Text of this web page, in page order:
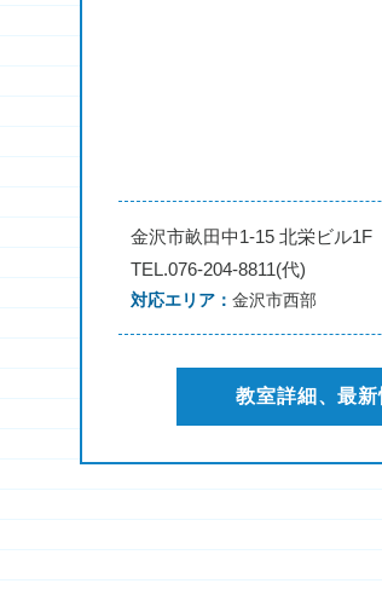
金沢市畝田中1-15 北栄ビル1F
TEL.076-204-8811(代)
対応エリア 金沢市西部
教室詳細、最